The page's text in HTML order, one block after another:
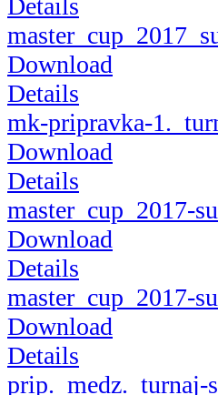
Details
Download
Details
mk-pripravka-
Download
Details
master_cup_2017-
Download
Details
master_cup_2017-
Download
Details